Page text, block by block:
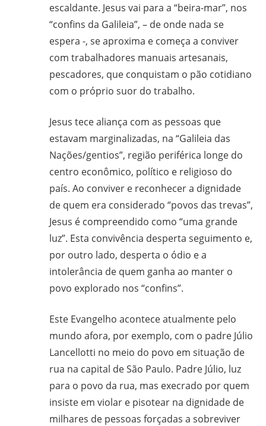
escaldante. Jesus vai para a “beira-mar”, nos
“confins da Galileia”, – de onde nada se
espera -, se aproxima e começa a conviver
com trabalhadores manuais artesanais,
pescadores, que conquistam o pão cotidiano
com o próprio suor do trabalho.
Jesus tece aliança com as pessoas que
estavam marginalizadas, na “Galileia das
Nações/gentios”, região periférica longe do
centro econômico, político e religioso do
país. Ao conviver e reconhecer a dignidade
de quem era considerado “povos das trevas”,
Jesus é compreendido como “uma grande
luz”. Esta convivência desperta seguimento e,
por outro lado, desperta o ódio e a
intolerância de quem ganha ao manter o
povo explorado nos “confins”.
Este Evangelho acontece atualmente pelo
mundo afora, por exemplo, com o padre Júlio
Lancellotti no meio do povo em situação de
rua na capital de São Paulo. Padre Júlio, luz
para o povo da rua, mas execrado por quem
insiste em violar e pisotear na dignidade de
milhares de pessoas forçadas a sobreviver